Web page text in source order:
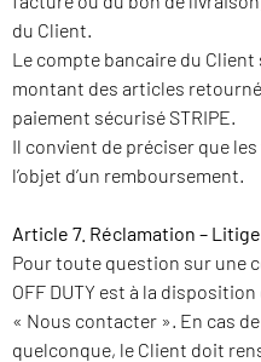
du Client.
Le compte bancaire du
montant des articles
paiement sécurisé STRIPE.
Il convient de préciser que
l’objet d’un remboursement.
Article 7. Réclamation – Litige
Pour toute question sur une
OFF DUTY est à la
« Nous contacter ». En cas
quelconque, le Client doit